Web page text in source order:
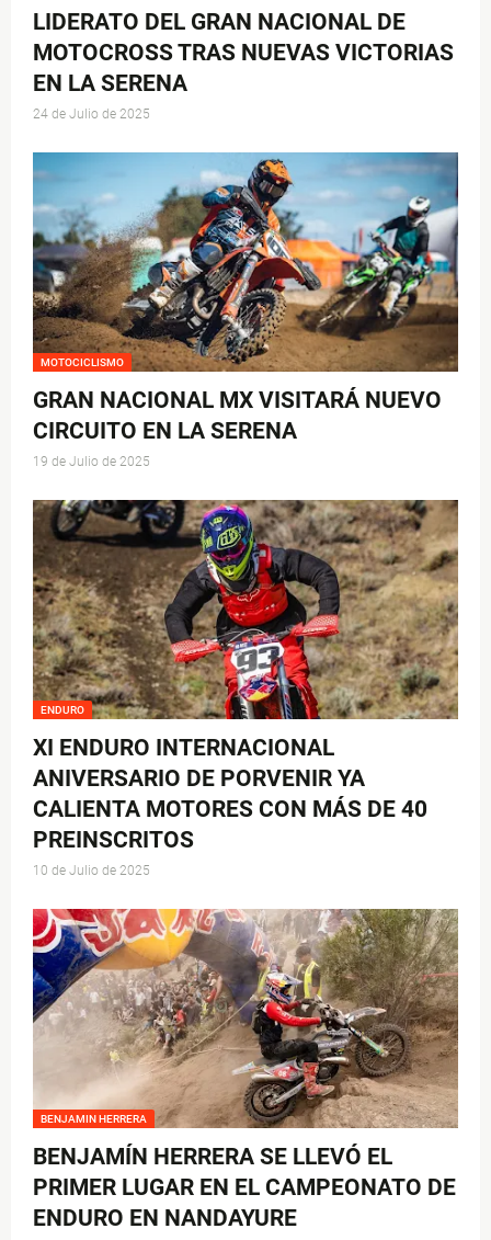
LIDERATO DEL GRAN NACIONAL DE
MOTOCROSS TRAS NUEVAS VICTORIAS
EN LA SERENA
24 de Julio de 2025
MOTOCICLISMO
GRAN NACIONAL MX VISITARÁ NUEVO
CIRCUITO EN LA SERENA
19 de Julio de 2025
ENDURO
XI ENDURO INTERNACIONAL
ANIVERSARIO DE PORVENIR YA
CALIENTA MOTORES CON MÁS DE 40
PREINSCRITOS
10 de Julio de 2025
BENJAMIN HERRERA
BENJAMÍN HERRERA SE LLEVÓ EL
PRIMER LUGAR EN EL CAMPEONATO DE
ENDURO EN NANDAYURE